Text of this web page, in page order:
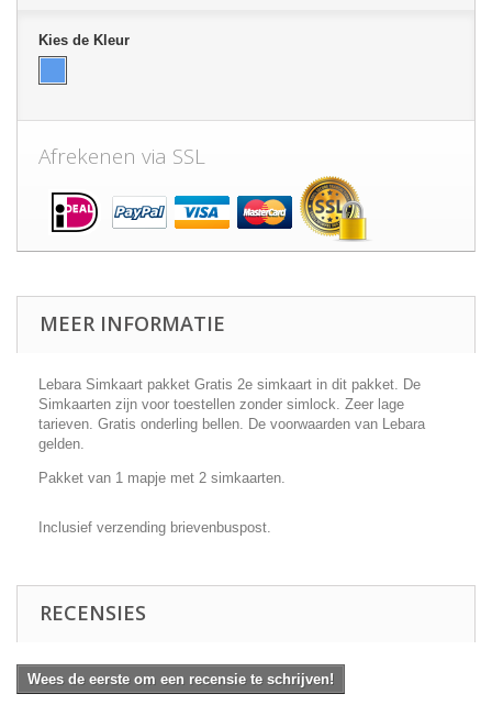
Kies de Kleur
Afrekenen via SSL
MEER INFORMATIE
Lebara Simkaart pakket Gratis 2e simkaart in dit pakket. De
Simkaarten zijn voor toestellen zonder simlock. Zeer lage
tarieven. Gratis onderling bellen. De voorwaarden van Lebara
gelden.
Pakket van 1 mapje met 2 simkaarten.
Inclusief verzending brievenbuspost.
RECENSIES
Wees de eerste om een recensie te schrijven!